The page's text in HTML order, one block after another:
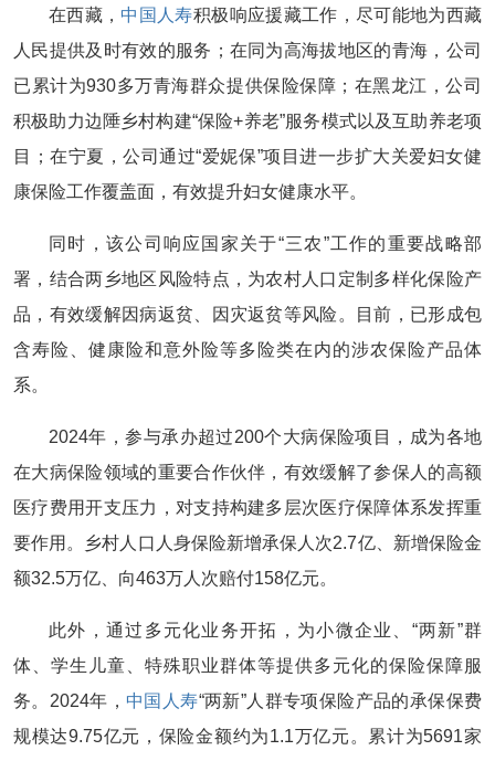
在西藏， 中国人寿积极响应援藏工作，尽可能地为西藏
人民提供及时有效的服务；在同为高海拔地区的青海，公司
已累计为930多万青海群众提供保险保障；在黑龙江，公司
积极助力边陲乡村构建“保险+养老”服务模式以及互助养老项
目；在宁夏，公司通过“爱妮保”项目进一步扩大关爱妇女健
康保险工作覆盖面，有效提升妇女健康水平。
同时，该公司响应国家关于“三农”工作的重要战略部
署，结合两乡地区风险特点，为农村人口定制多样化保险产
品，有效缓解因病返贫、因灾返贫等风险。目前，已形成包
含寿险、健康险和意外险等多险类在内的涉农保险产品体
系。
2024年，参与承办超过200个大病保险项目，成为各地
在大病保险领域的重要合作伙伴，有效缓解了参保人的高额
医疗费用开支压力，对支持构建多层次医疗保障体系发挥重
要作用。乡村人口人身保险新增承保人次2.7亿、新增保险金
额32.5万亿、向463万人次赔付158亿元。
此外，通过多元化业务开拓，为小微企业、“两新”群
体、学生儿童、特殊职业群体等提供多元化的保险保障服
务。2024年， 中国人寿“两新”人群专项保险产品的承保保费
规模达9.75亿元，保险金额约为1.1万亿元。累计为5691家